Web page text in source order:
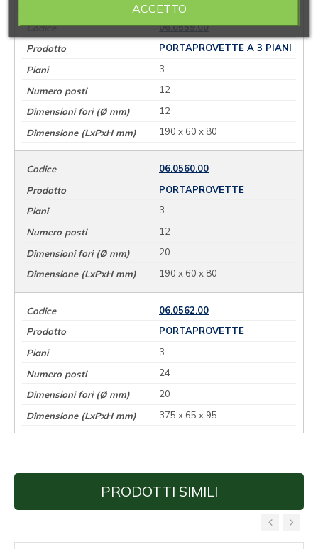
06.0559.00
PORTAPROVETTE A 3 PIANI
3
12
12
190 x 60 x 80
06.0560.00
PORTAPROVETTE
3
12
20
190 x 60 x 80
06.0562.00
PORTAPROVETTE
3
24
20
375 x 65 x 95
PRODOTTI SIMILI
‹ ›
ACCETTO